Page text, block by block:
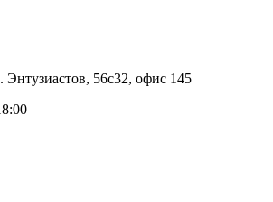
Энтузиастов, 56с32, офис 145